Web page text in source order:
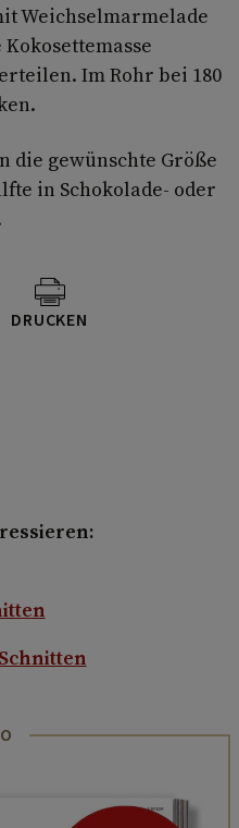
Weichselmarmelade
Im Rohr bei 180
die gewünschte Größe
in Schokolade- oder
DRUCKEN